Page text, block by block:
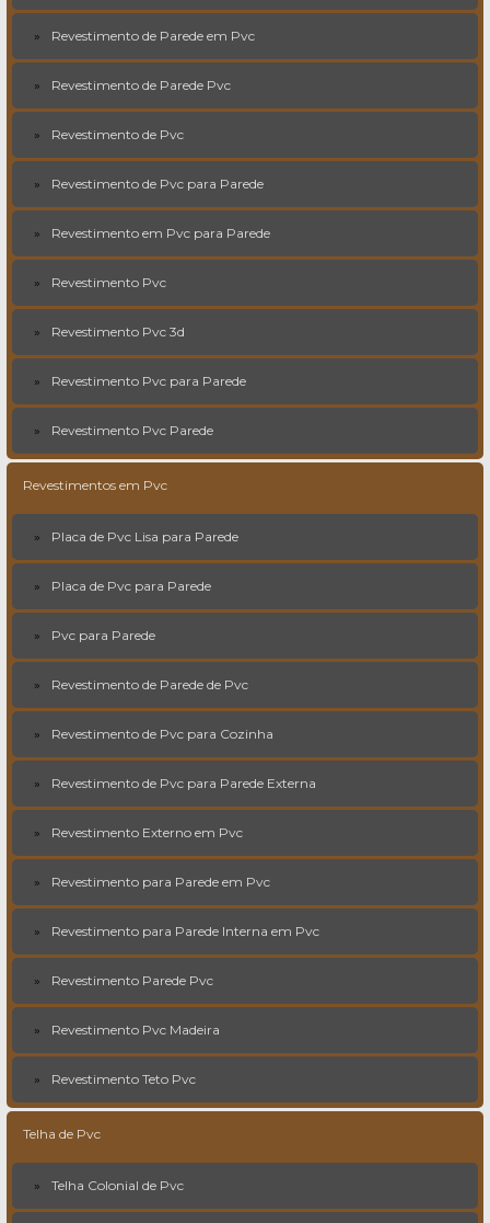
Revestimento de Parede em Pvc
Revestimento de Parede Pvc
Revestimento de Pvc
Revestimento de Pvc para Parede
Revestimento em Pvc para Parede
Revestimento Pvc
Revestimento Pvc 3d
Revestimento Pvc para Parede
Revestimento Pvc Parede
Revestimentos em Pvc
Placa de Pvc Lisa para Parede
Placa de Pvc para Parede
Pvc para Parede
Revestimento de Parede de Pvc
Revestimento de Pvc para Cozinha
Revestimento de Pvc para Parede Externa
Revestimento Externo em Pvc
Revestimento para Parede em Pvc
Revestimento para Parede Interna em Pvc
Revestimento Parede Pvc
Revestimento Pvc Madeira
Revestimento Teto Pvc
Telha de Pvc
Telha Colonial de Pvc